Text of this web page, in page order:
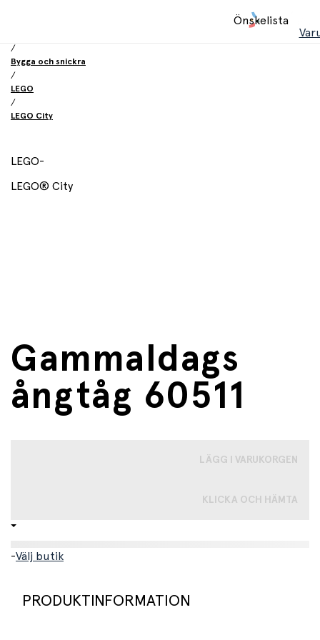
Önskelista
/
Bygga och snickra
/
LEGO
/
LEGO City
LEGO-
LEGO® City
Gammaldags
ångtåg 60511
LÄGG I VARUKORGEN
KLICKA OCH HÄMTA
-Välj butik
PRODUKTINFORMATION